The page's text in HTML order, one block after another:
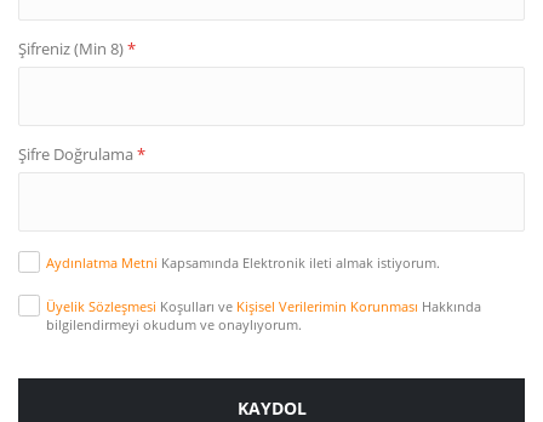
Şifreniz (Min 8)*
Şifre Doğrulama*
Aydınlatma Metni Kapsamında Elektronik ileti almak istiyorum.
Üyelik Sözleşmesi Koşulları ve Kişisel Verilerimin Korunması Hakkında
bilgilendirmeyi okudum ve onaylıyorum.
KAYDOL